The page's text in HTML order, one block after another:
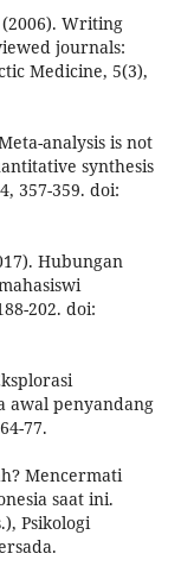
(2006). Writing
journals:
Medicine, 5(3),
analysis is not
synthesis
357-359. doi:
Hubungan
202. doi:
awal penyandang
77.
Mencermati
saat ini.
Psikologi